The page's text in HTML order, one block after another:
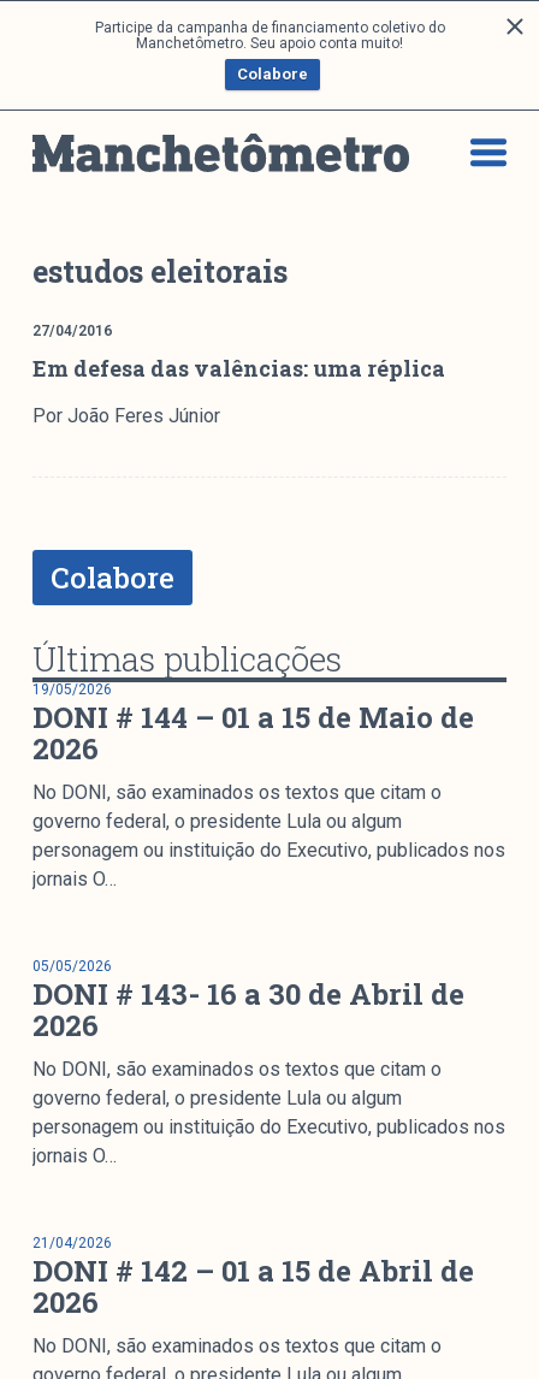
Participe da campanha de financiamento coletivo do
Manchetômetro. Seu apoio conta muito!
Colabore
a
p
o
o
n
e
Análises
DONI
Boletim M
M Facebook
M Instagram
Arquivos
Mediómetro
Política Externa Brasileira
Entrevistas M
colabore
cobertura da grande mídia sobre temas de economia e
política produzido pelo Laboratório de Estudos de Mídia
e Esfera Pública (LEMEP). O LEMEP tem registro no
no Instituto de Estudos Sociais e Políticos (IESP) da
Institucional
Nossa História
Missão
Metodologia
Parcerias
Contato
estudos eleitorais
27/04/2016
Em defesa das valências: uma réplica
Por João Feres Júnior
Colabore
Últimas publicações
19/05/2026
DONI # 144 – 01 a 15 de Maio de
2026
No DONI, são examinados os textos que citam o
governo federal, o presidente Lula ou algum
personagem ou instituição do Executivo, publicados nos
jornais O…
05/05/2026
DONI # 143- 16 a 30 de Abril de
2026
No DONI, são examinados os textos que citam o
governo federal, o presidente Lula ou algum
personagem ou instituição do Executivo, publicados nos
jornais O…
21/04/2026
DONI # 142 – 01 a 15 de Abril de
2026
No DONI, são examinados os textos que citam o